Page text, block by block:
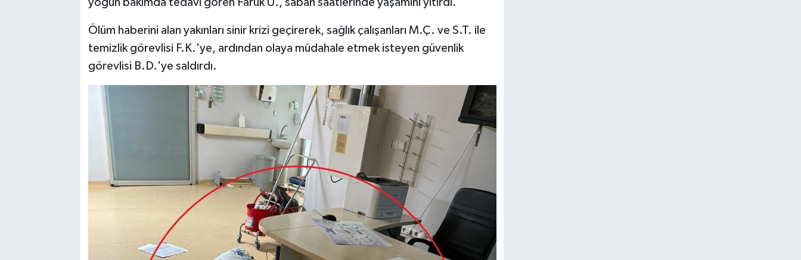
Ölüm haberini alan yakınları sinir krizi geçirerek, sağlık çalışanları M.Ç. ve S.T. ile
temizlik görevlisi F.K.'ye, ardından olaya müdahale etmek isteyen güvenlik
görevlisi B.D.'ye saldırdı.